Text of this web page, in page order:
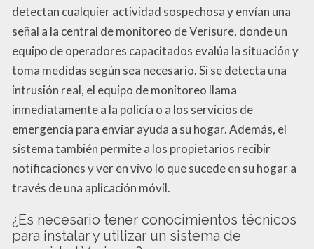
detectan cualquier actividad sospechosa y envían una
señal a la central de monitoreo de Verisure, donde un
equipo de operadores capacitados evalúa la situación y
toma medidas según sea necesario. Si se detecta una
intrusión real, el equipo de monitoreo llama
inmediatamente a la policía o a los servicios de
emergencia para enviar ayuda a su hogar. Además, el
sistema también permite a los propietarios recibir
notificaciones y ver en vivo lo que sucede en su hogar a
través de una aplicación móvil.
¿Es necesario tener conocimientos técnicos
para instalar y utilizar un sistema de